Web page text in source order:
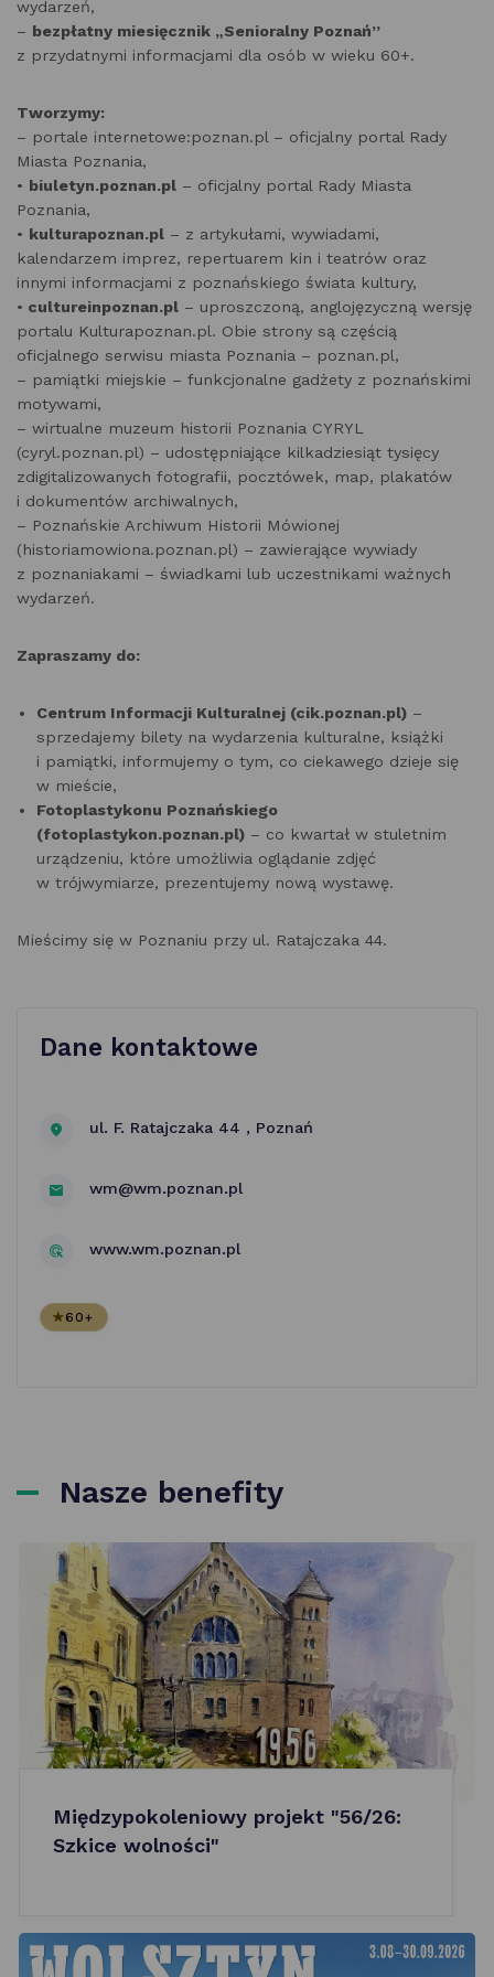
wydarzeń,
– bezpłatny miesięcznik „Senioralny Poznań”
z przydatnymi informacjami dla osób w wieku 60+.
Tworzymy:
– portale internetowe:poznan.pl – oficjalny portal Rady
Miasta Poznania,
• biuletyn.poznan.pl – oficjalny portal Rady Miasta
Poznania,
• kulturapoznan.pl – z artykułami, wywiadami,
kalendarzem imprez, repertuarem kin i teatrów oraz
innymi informacjami z poznańskiego świata kultury,
• cultureinpoznan.pl – uproszczoną, anglojęzyczną wersję
portalu Kulturapoznan.pl. Obie strony są częścią
oficjalnego serwisu miasta Poznania – poznan.pl,
– pamiątki miejskie – funkcjonalne gadżety z poznańskimi
motywami,
– wirtualne muzeum historii Poznania CYRYL
(cyryl.poznan.pl) – udostępniające kilkadziesiąt tysięcy
zdigitalizowanych fotografii, pocztówek, map, plakatów
i dokumentów archiwalnych,
– Poznańskie Archiwum Historii Mówionej
(historiamowiona.poznan.pl) – zawierające wywiady
z poznaniakami – świadkami lub uczestnikami ważnych
wydarzeń.
Zapraszamy do:
Centrum Informacji Kulturalnej (cik.poznan.pl) –
sprzedajemy bilety na wydarzenia kulturalne, książki
i pamiątki, informujemy o tym, co ciekawego dzieje się
w mieście,
Fotoplastykonu Poznańskiego
(fotoplastykon.poznan.pl) – co kwartał w stuletnim
urządzeniu, które umożliwia oglądanie zdjęć
w trójwymiarze, prezentujemy nową wystawę.
Mieścimy się w Poznaniu przy ul. Ratajczaka 44.
Dane kontaktowe
ul. F. Ratajczaka 44 , Poznań
wm@wm.poznan.pl
www.wm.poznan.pl
60+
Nasze benefity
Międzypokoleniowy projekt "56/26:
Szkice wolności"